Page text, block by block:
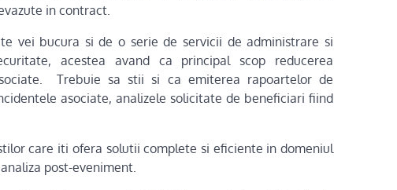
in contract.
vei bucura si de o serie de servicii de administrare si
acestea avand ca principal scop reducerea
Trebuie sa stii si ca emiterea rapoartelor de
asociate, analizele solicitate de beneficiari fiind
care iti ofera solutii complete si eficiente in domeniul
post-eveniment.